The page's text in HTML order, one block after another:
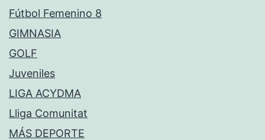
Fútbol Femenino 8
GIMNASIA
GOLF
Juveniles
LIGA ACYDMA
Lliga Comunitat
MÁS DEPORTE